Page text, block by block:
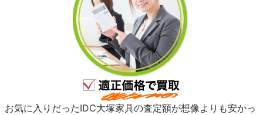
お気に入りだったIDC大塚家具の査定額が想像よりも安かっ